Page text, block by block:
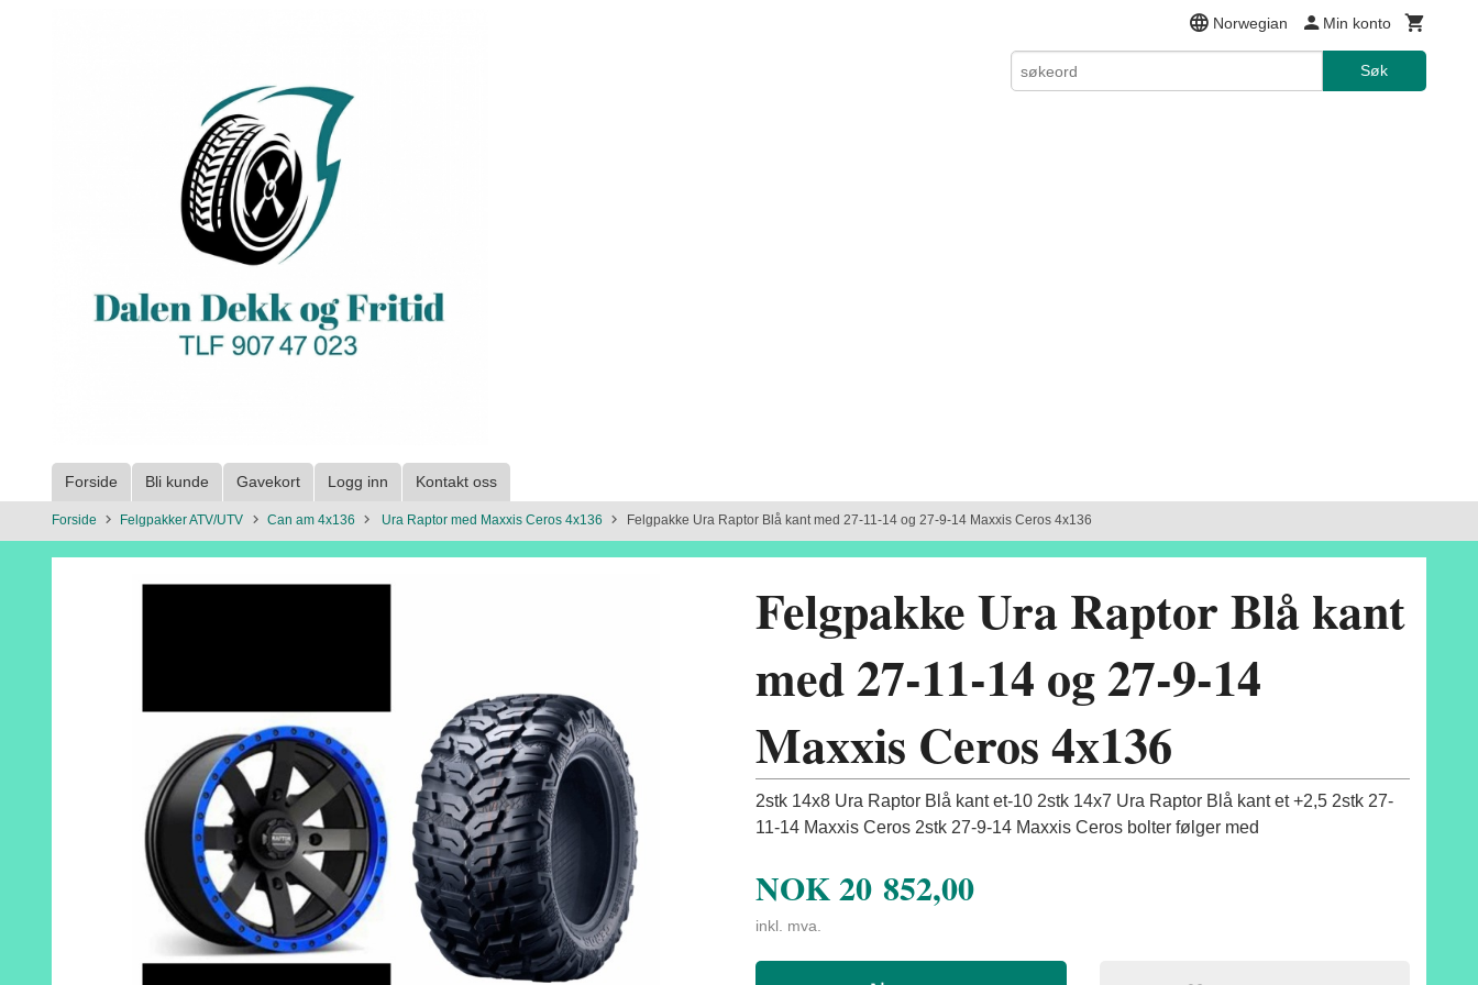
Norwegian Min konto
Søk
Forside Bli kunde Gavekort Logg inn Kontakt oss
Forside Felgpakker ATV/UTV Can am 4x136 Ura Raptor med Maxxis Ceros 4x136 Felgpakke Ura Raptor Blå kant med 27-11-14 og 27-9-14 Maxxis Ceros 4x136
Felgpakke Ura Raptor Blå kant
med 27-11-14 og 27-9-14
Maxxis Ceros 4x136
2stk 14x8 Ura Raptor Blå kant et-10 2stk 14x7 Ura Raptor Blå kant et +2,5 2stk 27-
11-14 Maxxis Ceros 2stk 27-9-14 Maxxis Ceros bolter følger med
NOK20 852,00
inkl. mva.